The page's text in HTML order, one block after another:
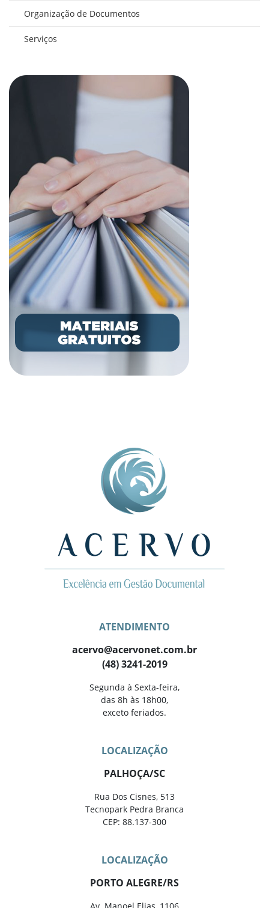
Organização de Documentos
Serviços
ATENDIMENTO
acervo@acervonet.com.br
(48) 3241-2019
Segunda à Sexta-feira,
das 8h às 18h00,
exceto feriados.
LOCALIZAÇÃO
PALHOÇA/SC
Rua Dos Cisnes, 513
Tecnopark Pedra Branca
CEP: 88.137-300
LOCALIZAÇÃO
PORTO ALEGRE/RS